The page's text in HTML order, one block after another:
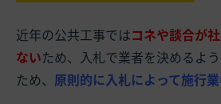
近年の公共工事ではコネや談合が
ないため、入札で業者を決めるよ
ため、 原則的に入札によって施行